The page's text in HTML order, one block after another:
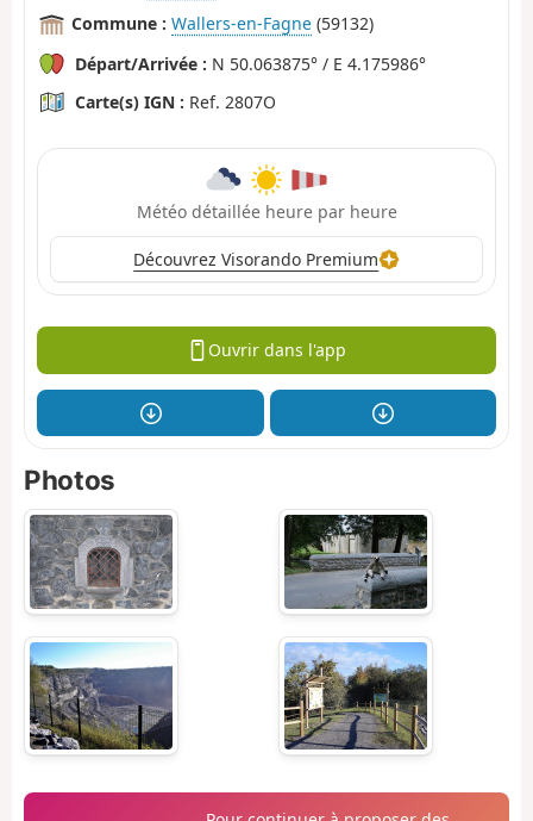
Commune : Wallers-en-Fagne (59132)
Départ/Arrivée : N 50.063875° / E 4.175986°
Carte(s) IGN : Ref. 2807O
Météo détaillée heure par heure
Découvrez Visorando Premium
Ouvrir dans l'app
Photos